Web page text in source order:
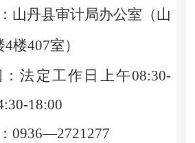
山丹县审计局办公室（山
4楼407室）
法定工作日上午08:30-
18:00
0936—2721277